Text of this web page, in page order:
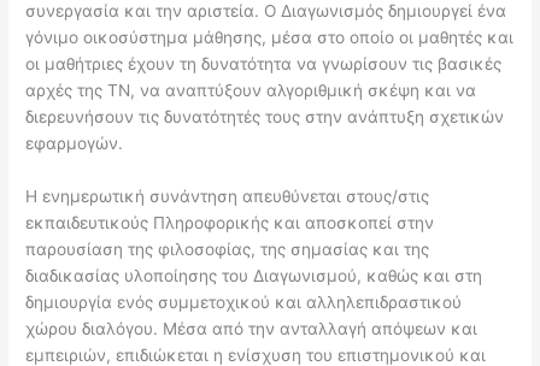
συνεργασία και την αριστεία. Ο Διαγωνισμός δημιουργεί ένα
γόνιμο οικοσύστημα μάθησης, μέσα στο οποίο οι μαθητές και
οι μαθήτριες έχουν τη δυνατότητα να γνωρίσουν τις βασικές
αρχές της ΤΝ, να αναπτύξουν αλγοριθμική σκέψη και να
διερευνήσουν τις δυνατότητές τους στην ανάπτυξη σχετικών
εφαρμογών.
Η ενημερωτική συνάντηση απευθύνεται στους/στις
εκπαιδευτικούς Πληροφορικής και αποσκοπεί στην
παρουσίαση της φιλοσοφίας, της σημασίας και της
διαδικασίας υλοποίησης του Διαγωνισμού, καθώς και στη
δημιουργία ενός συμμετοχικού και αλληλεπιδραστικού
χώρου διαλόγου. Μέσα από την ανταλλαγή απόψεων και
εμπειριών, επιδιώκεται η ενίσχυση του επιστημονικού και